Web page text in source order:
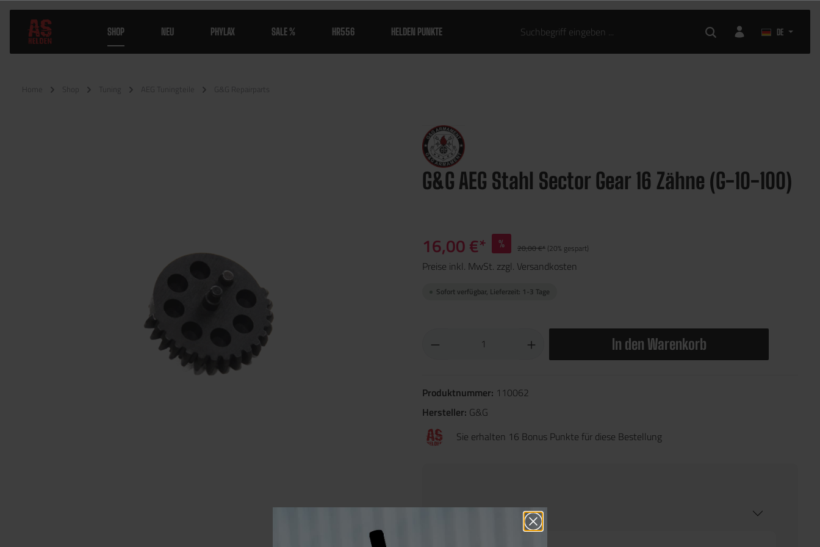
SHOP NEU PHYLAX SALE % HR556 HELDEN PUNKTE DE
Home Shop Tuning AEG Tuningteile G&G Repairparts
G&G AEG Stahl Sector Gear 16 Zähne (G-10-100)
16,00 €* % 20,00 €* (20% gespart)
Preise inkl. MwSt. zzgl. Versandkosten
Sofort verfügbar, Lieferzeit: 1-3 Tage
In den Warenkorb
Produktnummer: 110062
Hersteller: G&G
Sie erhalten 16 Bonus Punkte für diese Bestellung